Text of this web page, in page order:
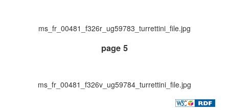
ms_fr_00481_f326r_ug59783_turrettini_file.jpg
page 5
ms_fr_00481_f326v_ug59784_turrettini_file.jpg